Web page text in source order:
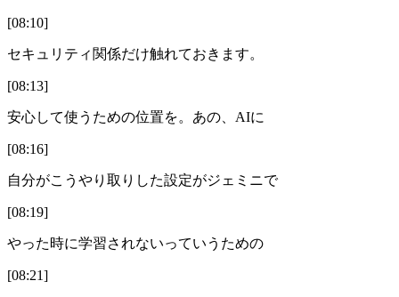
[08:10]
セキュリティ関係だけ触れておきます。
[08:13]
安心して使うための位置を。あの、AIに
[08:16]
自分がこうやり取りした設定がジェミニで
[08:19]
やった時に学習されないっていうための
[08:21]